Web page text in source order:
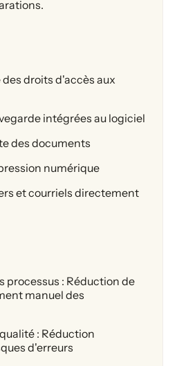
des droits d'accès aux
intégrées au logiciel
des documents
numérique
et courriels directement
processus : Réduction de
manuel des
: Réduction
d'erreurs